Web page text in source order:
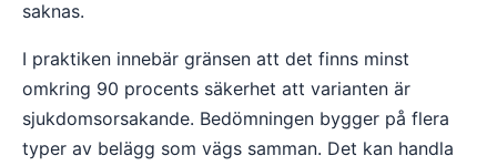
saknas.
I praktiken innebär gränsen att det finns minst
omkring 90 procents säkerhet att varianten är
sjukdomsorsakande. Bedömningen bygger på flera
typer av belägg som vägs samman. Det kan handla